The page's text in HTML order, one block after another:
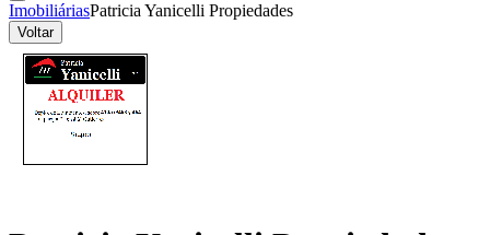
ImobiliáriasPatricia Yanicelli Propiedades
Voltar